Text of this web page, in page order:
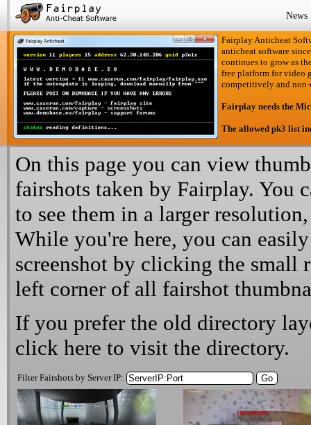
News
Fairplay Anticheat
anticheat software
continues to grow as
free platform for video
competitively and
Fairplay needs the
The allowed pk3 list
On this page you can view
fairshots taken by Fairplay. You
to see them in a larger
While you're here, you can
screenshot by clicking the small
left corner of all fairshot
If you prefer the old directory
click here to visit the directory.
Filter Fairshots by Server IP: